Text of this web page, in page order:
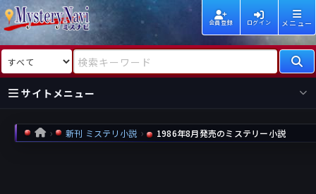
会員登録 ログイン メニュー
検索対象 検索キーワード
サイトメニュー
国内
作家
海外
作家
新着
レビュー
新刊
情報
HOME 新刊 ミステリ小説 1986年8月発売のミステリー小説